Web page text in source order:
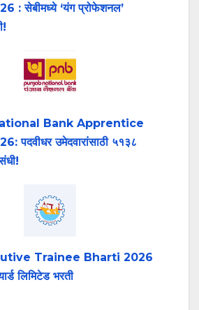
: सेबीमध्ये ‘यंग प्रोफेशनल’
Bank Apprentice
पदवीधर उमेदवारांसाठी ५१३८
Trainee Bharti 2026
लिमिटेड भरती